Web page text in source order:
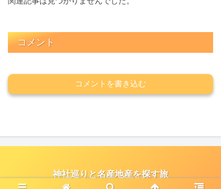
コメント
コメントを書き込む
神社巡りと名産地産を探す旅